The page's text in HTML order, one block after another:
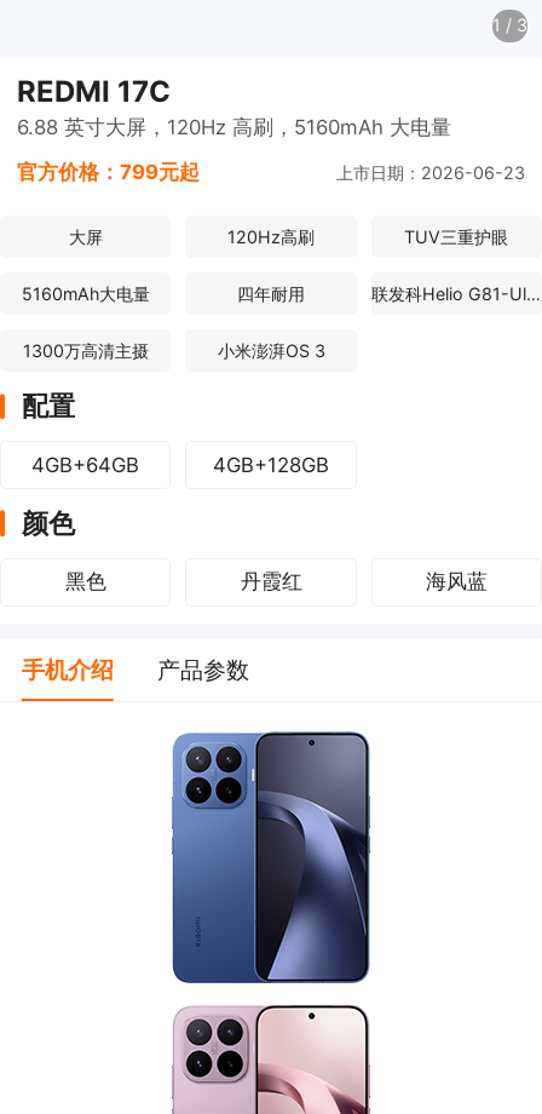
1 / 3
REDMI 17C
6.88 英寸大屏，120Hz 高刷，5160mAh 大电量
官方价格：799元起 上市日期：2026-06-23
大屏 120Hz高刷 TUV三重护眼
5160mAh大电量 四年耐用 联发科Helio G81-Ultra
1300万高清主摄 小米澎湃OS 3
配置
4GB+64GB 4GB+128GB
颜色
黑色 丹霞红 海风蓝
手机介绍 产品参数